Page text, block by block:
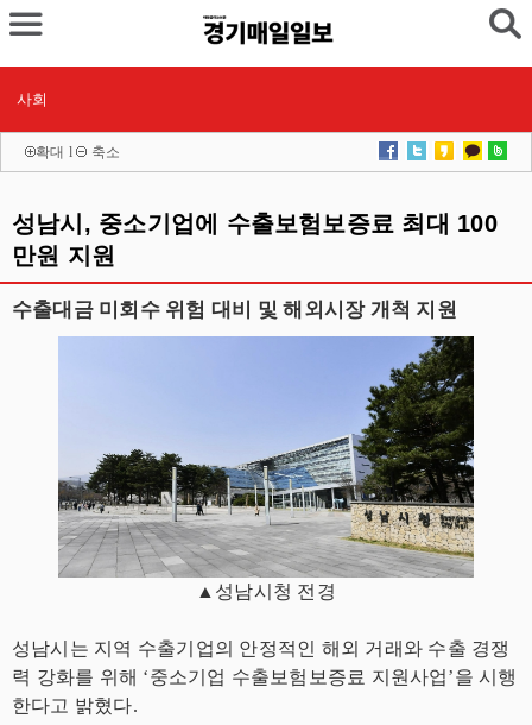
사회
확대 l 축소
성남시, 중소기업에 수출보험보증료 최대 100
만원 지원
수출대금 미회수 위험 대비 및 해외시장 개척 지원
▲성남시청 전경
성남시는 지역 수출기업의 안정적인 해외 거래와 수출 경쟁
력 강화를 위해 ‘중소기업 수출보험보증료 지원사업’을 시행
한다고 밝혔다.